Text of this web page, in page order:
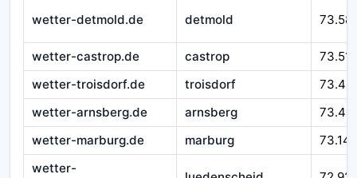
wetter-detmold.de detmold
wetter-castrop.de castrop
73.518
wetter-troisdorf.de
troisdorf
wetter-arnsberg.de
arnsberg
wetter-marburg.de
marburg
73.147
wetter-